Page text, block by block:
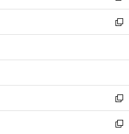
開
く
ウ
で
開
ン
ド
ウ
開
ウ
ィ
ン
ウ
開
く
し
い
ウ
ン
ウ
で
開
く
新
し
ウ
ン
ド
ウ
で
新
し
い
新